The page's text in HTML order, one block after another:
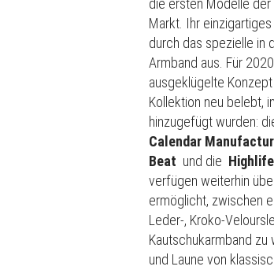
die ersten Modelle
Markt. Ihr
durch das spezielle in
Armband aus. Für
ausgeklügelte
Kollektion neu belebt,
hinzugefügt wurden:
Calendar
Beat und die
verfügen weiterhin
ermöglicht, zwischen
Leder-, Kroko-
Kautschukarmband
und Laune von